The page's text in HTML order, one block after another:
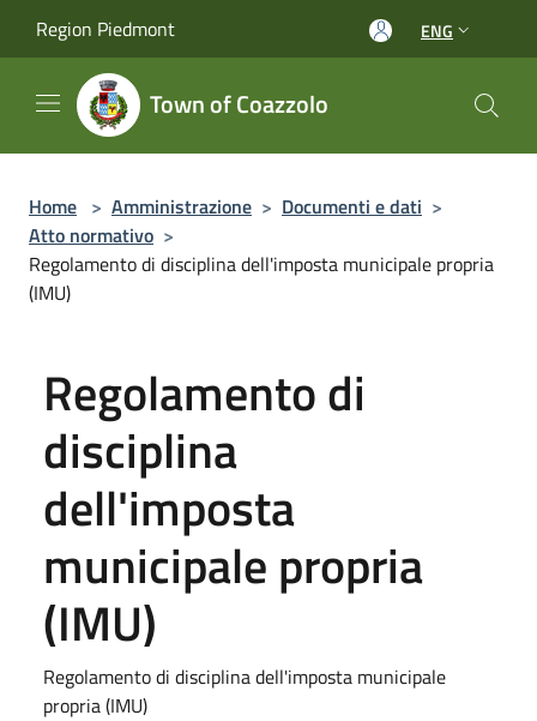
Region Piedmont ENG
Town of Coazzolo
Home > Amministrazione > Documenti e dati >
Atto normativo >
Regolamento di disciplina dell'imposta municipale propria
(IMU)
Regolamento di
disciplina
dell'imposta
municipale propria
(IMU)
Regolamento di disciplina dell'imposta municipale
propria (IMU)